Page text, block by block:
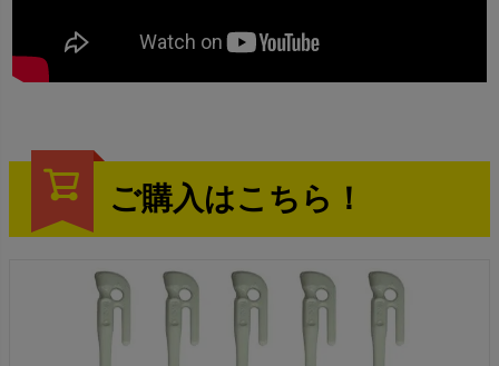
ご購入はこちら！